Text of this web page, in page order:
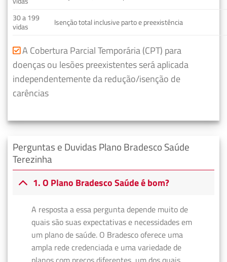
30 a 199
vidas
Isenção total inclusive parto e preexistência
A Cobertura Parcial Temporária (CPT) para
doenças ou lesões preexistentes será aplicada
independentemente da redução/isenção de
carências
Perguntas e Duvidas Plano Bradesco Saúde
Terezinha
1. O Plano Bradesco Saúde é bom?
A resposta a essa pergunta depende muito de
quais são suas expectativas e necessidades em
um plano de saúde. O Bradesco oferece uma
ampla rede credenciada e uma variedade de